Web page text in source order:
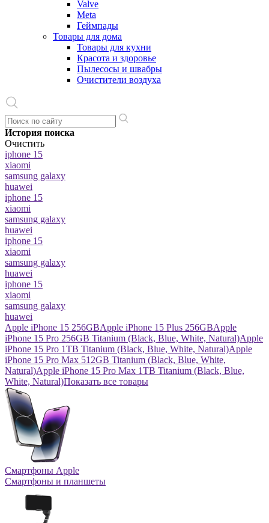
Valve
Meta
Геймпады
Товары для дома
Товары для кухни
Красота и здоровье
Пылесосы и швабры
Очистители воздуха
История поиска
Очистить
iphone 15
xiaomi
samsung galaxy
huawei
iphone 15
xiaomi
samsung galaxy
huawei
iphone 15
xiaomi
samsung galaxy
huawei
iphone 15
xiaomi
samsung galaxy
huawei
Apple iPhone 15 256GBApple iPhone 15 Plus 256GBApple
iPhone 15 Pro 256GB Titanium (Black, Blue, White, Natural)Apple
iPhone 15 Pro 1TB Titanium (Black, Blue, White, Natural)Apple
iPhone 15 Pro Max 512GB Titanium (Black, Blue, White,
Natural)Apple iPhone 15 Pro Max 1TB Titanium (Black, Blue,
White, Natural)Показать все товары
Смартфоны Apple
Смартфоны и планшеты